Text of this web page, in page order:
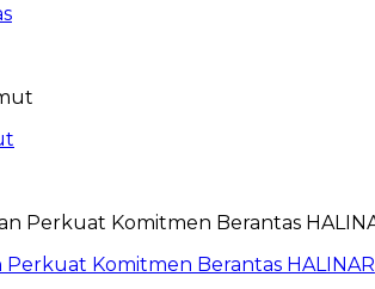
Komitmen Berantas HALINAR